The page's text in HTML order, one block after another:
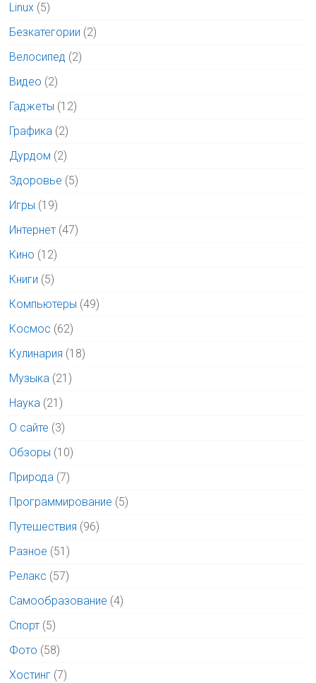
Linux (5)
Безкатегории (2)
Велосипед (2)
Видео (2)
Гаджеты (12)
Графика (2)
Дурдом (2)
Здоровье (5)
Игры (19)
Интернет (47)
Кино (12)
Книги (5)
Компьютеры (49)
Космос (62)
Кулинария (18)
Музыка (21)
Наука (21)
О сайте (3)
Обзоры (10)
Природа (7)
Программирование (5)
Путешествия (96)
Разное (51)
Релакс (57)
Самообразование (4)
Спорт (5)
Фото (58)
Хостинг (7)